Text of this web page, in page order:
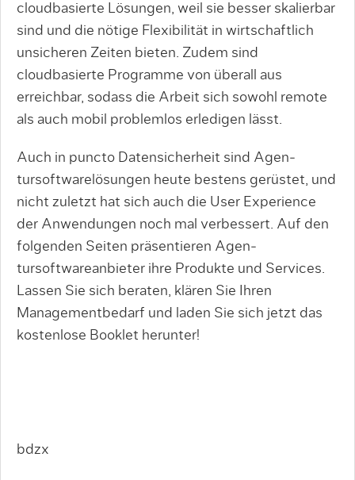
cloudbasierte Lösungen, weil sie besser skalierbar
sind und die nötige Flexibilität in wirtschaftlich
unsicheren Zeiten bieten. Zudem sind
cloudbasierte Programme von überall aus
erreichbar, sodass die Arbeit sich sowohl remote
als auch mobil problem­los erledigen lässt.
Auch in puncto Datensicherheit sind Agen­
tursoftwarelösungen heute bestens gerüstet, und
nicht zuletzt hat sich auch die User Expe­rience
der Anwendungen noch mal verbessert. Auf den
folgenden Seiten präsentieren Agen­
tursoftwareanbieter ihre Produkte und Servi­ces.
Lassen Sie sich beraten, klären Sie Ihren
Managementbedarf und laden Sie sich jetzt das
kostenlose Booklet herunter!
bdzx